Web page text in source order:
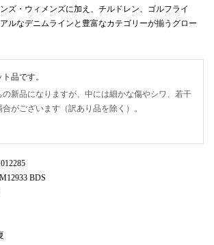
ズ・ウィメンズに加え、チルドレン、ゴルフライ
ルなデニムラインと豊富なカテゴリーが揃うグロー
品です。
の新品になりますが、中には細かな傷やシワ、若干
がございます（訳あり品を除く）。
BDS